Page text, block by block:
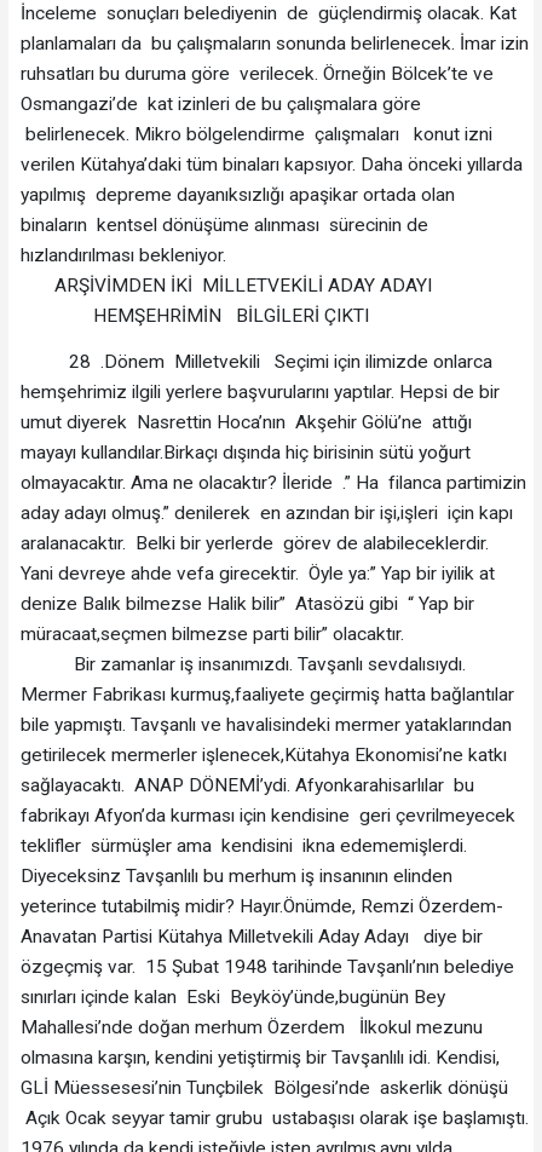
İnceleme sonuçları belediyenin de güçlendirmiş olacak. Kat
planlamaları da bu çalışmaların sonunda belirlenecek. İmar izin
ruhsatları bu duruma göre verilecek. Örneğin Bölcek’te ve
Osmangazi’de kat izinleri de bu çalışmalara göre
belirlenecek. Mikro bölgelendirme çalışmaları konut izni
verilen Kütahya’daki tüm binaları kapsıyor. Daha önceki yıllarda
yapılmış depreme dayanıksızlığı apaşikar ortada olan
binaların kentsel dönüşüme alınması sürecinin de
hızlandırılması bekleniyor.
ARŞİVİMDEN İKİ MİLLETVEKİLİ ADAY ADAYI
HEMŞEHRİMİN BİLGİLERİ ÇIKTI
28 .Dönem Milletvekili Seçimi için ilimizde onlarca
hemşehrimiz ilgili yerlere başvurularını yaptılar. Hepsi de bir
umut diyerek Nasrettin Hoca’nın Akşehir Gölü’ne attığı
mayayı kullandılar.Birkaçı dışında hiç birisinin sütü yoğurt
olmayacaktır. Ama ne olacaktır? İleride .” Ha filanca partimizin
aday adayı olmuş.” denilerek en azından bir işi,işleri için kapı
aralanacaktır. Belki bir yerlerde görev de alabileceklerdir.
Yani devreye ahde vefa girecektir. Öyle ya:” Yap bir iyilik at
denize Balık bilmezse Halik bilir” Atasözü gibi “ Yap bir
müracaat,seçmen bilmezse parti bilir” olacaktır.
Bir zamanlar iş insanımızdı. Tavşanlı sevdalısıydı.
Mermer Fabrikası kurmuş,faaliyete geçirmiş hatta bağlantılar
bile yapmıştı. Tavşanlı ve havalisindeki mermer yataklarından
getirilecek mermerler işlenecek,Kütahya Ekonomisi’ne katkı
sağlayacaktı. ANAP DÖNEMİ’ydi. Afyonkarahisarlılar bu
fabrikayı Afyon’da kurması için kendisine geri çevrilmeyecek
teklifler sürmüşler ama kendisini ikna edememişlerdi.
Diyeceksinz Tavşanlılı bu merhum iş insanının elinden
yeterince tutabilmiş midir? Hayır.Önümde, Remzi Özerdem-
Anavatan Partisi Kütahya Milletvekili Aday Adayı diye bir
özgeçmiş var. 15 Şubat 1948 tarihinde Tavşanlı’nın belediye
sınırları içinde kalan Eski Beyköy’ünde,bugünün Bey
Mahallesi’nde doğan merhum Özerdem İlkokul mezunu
olmasına karşın, kendini yetiştirmiş bir Tavşanlılı idi. Kendisi,
GLİ Müessesesi’nin Tunçbilek Bölgesi’nde askerlik dönüşü
Açık Ocak seyyar tamir grubu ustabaşısı olarak işe başlamıştı.